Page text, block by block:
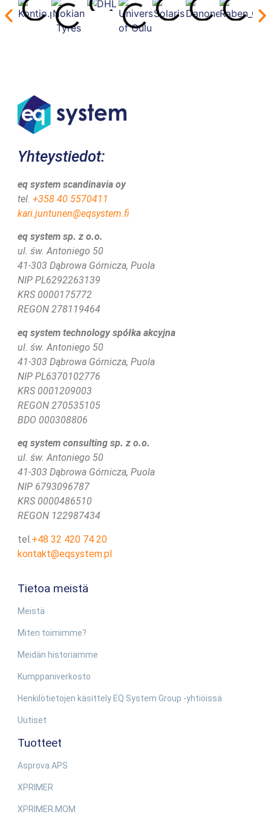
Yhteystiedot:
eq system scandinavia oy
tel. +358 40 5570411
kari.juntunen@eqsystem.fi
eq system sp. z o.o.
ul. św. Antoniego 50
41-303 Dąbrowa Górnicza, Puola
NIP PL6292263139
KRS 0000175772
REGON 278119464
eq system technology spółka akcyjna
ul. św. Antoniego 50
41-303 Dąbrowa Górnicza, Puola
NIP PL6370102776
KRS 0001209003
REGON 270535105
BDO 000308806
eq system consulting sp. z o.o.
ul. św. Antoniego 50
41-303 Dąbrowa Górnicza, Puola
NIP 6793096787
KRS 0000486510
REGON 122987434
tel. +48 32 420 74 20
kontakt@eqsystem.pl
Tietoa meistä
Meistä
Miten toimimme?
Meidän historiamme
Kumppaniverkosto
Henkilötietojen käsittely EQ System Group -yhtiöissä
Uutiset
Tuotteet
Asprova APS
XPRIMER
XPRIMER.MOM